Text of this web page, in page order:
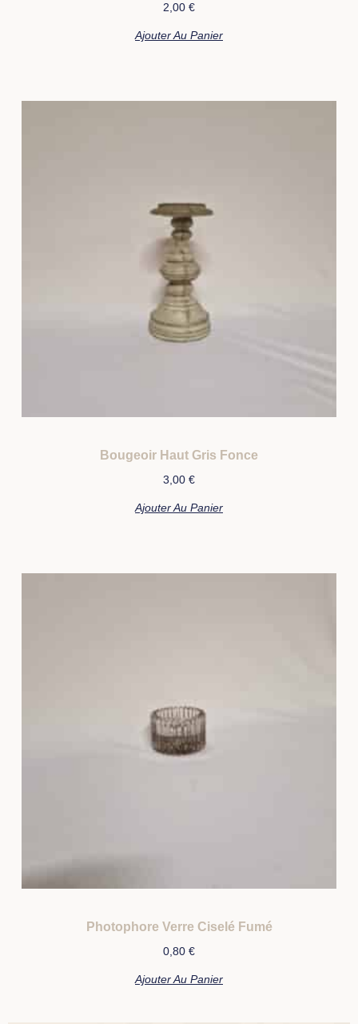
2,00 €
Ajouter Au Panier
Bougeoir Haut Gris Fonce
3,00 €
Ajouter Au Panier
Photophore Verre Ciselé Fumé
0,80 €
Ajouter Au Panier